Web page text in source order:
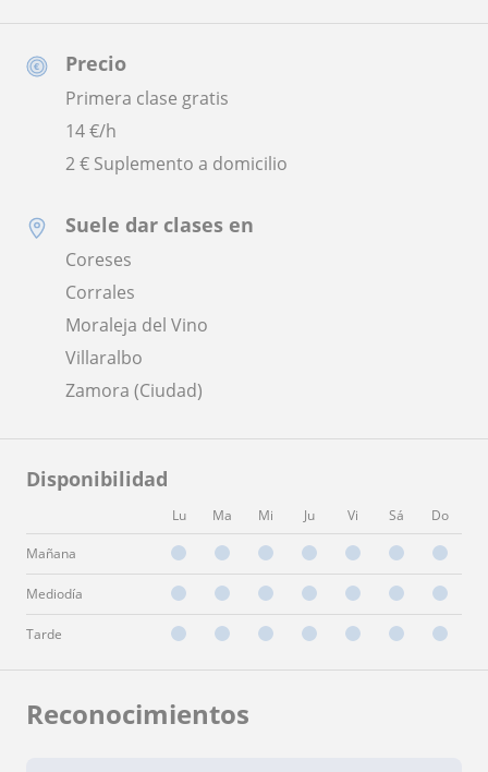
Precio
Primera clase gratis
14€/h
2 € Suplemento a domicilio
Suele dar clases en
Coreses
Corrales
Moraleja del Vino
Villaralbo
Zamora (Ciudad)
Disponibilidad
Lu Ma Mi Ju Vi Sá Do
Mañana
Mediodía
Tarde
Reconocimientos